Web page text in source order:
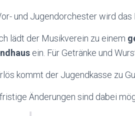
und Jugendorchester wird
lädt der Musikverein zu einem
ein. Für Getränke und
kommt der Jugendkasse zu
Änderungen sind dabei